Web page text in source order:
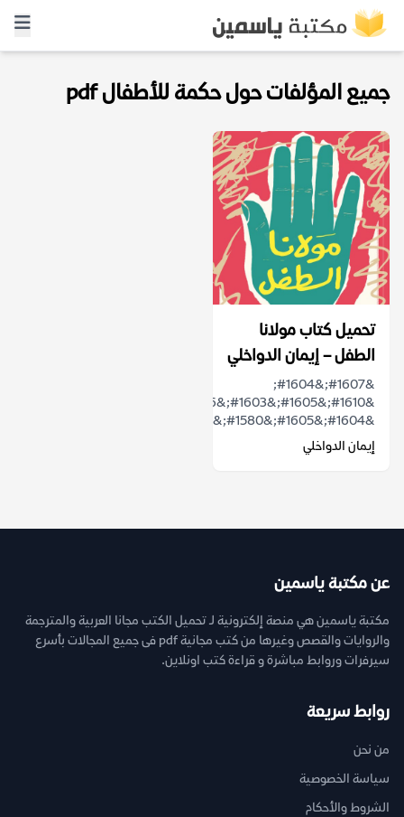
جميع المؤلفات حول حكمة للأطفال pdf
تحميل كتاب مولانا
الطفل – إيمان الدواخلي
&#1607;&#1604;
&#1604;&#1605;&#1580;&#1578;&#1605;&...
إيمان الدواخلي
عن مكتبة ياسمين
مكتبة ياسمين هي منصة إلكترونية لـ تحميل الكتب مجانا العربية والمترجمة
والروايات والقصص وغيرها من كتب مجانية pdf فى جميع المجالات بأسرع
سيرفرات وروابط مباشرة و قراءة كتب اونلاين.
روابط سريعة
من نحن
سياسة الخصوصية
الشروط والأحكام